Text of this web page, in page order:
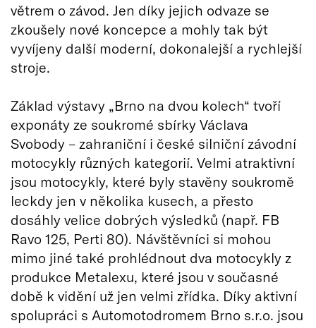
větrem o závod. Jen díky jejich odvaze se
zkoušely nové koncepce a mohly tak být
vyvíjeny další moderní, dokonalejší a rychlejší
stroje.
Základ výstavy „Brno na dvou kolech“ tvoří
exponáty ze soukromé sbírky Václava
Svobody – zahraniční i české silniční závodní
motocykly různých kategorií. Velmi atraktivní
jsou motocykly, které byly stavěny soukromě
leckdy jen v několika kusech, a přesto
dosáhly velice dobrých výsledků (např. FB
Ravo 125, Perti 80). Návštěvníci si mohou
mimo jiné také prohlédnout dva motocykly z
produkce Metalexu, které jsou v současné
době k vidění už jen velmi zřídka. Díky aktivní
spolupráci s Automotodromem Brno s.r.o. jsou